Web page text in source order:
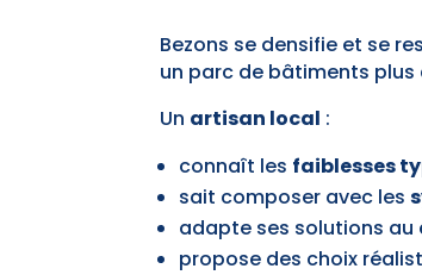
Bezons se densifie et se
un parc de bâtiments plus
Un artisan local :
connaît les faiblesses
sait composer avec les
adapte ses solutions au
propose des choix